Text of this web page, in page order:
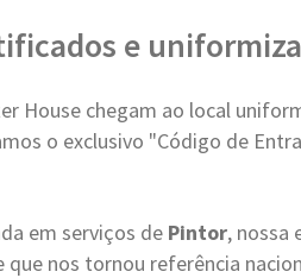
e
House chegam ao local
o exclusivo "Código de
em serviços de Pintor, nossa
que nos tornou referência